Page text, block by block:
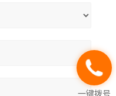
一键拨号